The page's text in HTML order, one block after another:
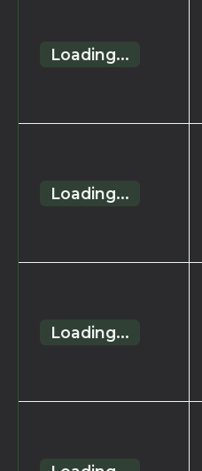
Loading...
Loading...
Loading...